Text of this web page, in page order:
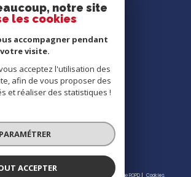
Nous
| Tous droits réservés | Traduction powered by Google |
Politique RGPD Cookies
notre site
les cookies
accompagner pendant
votre visite.
acceptez l'utilisation des
afin de vous proposer des
et réaliser des statistiques !
PARAMÉTRER
ACCEPTER